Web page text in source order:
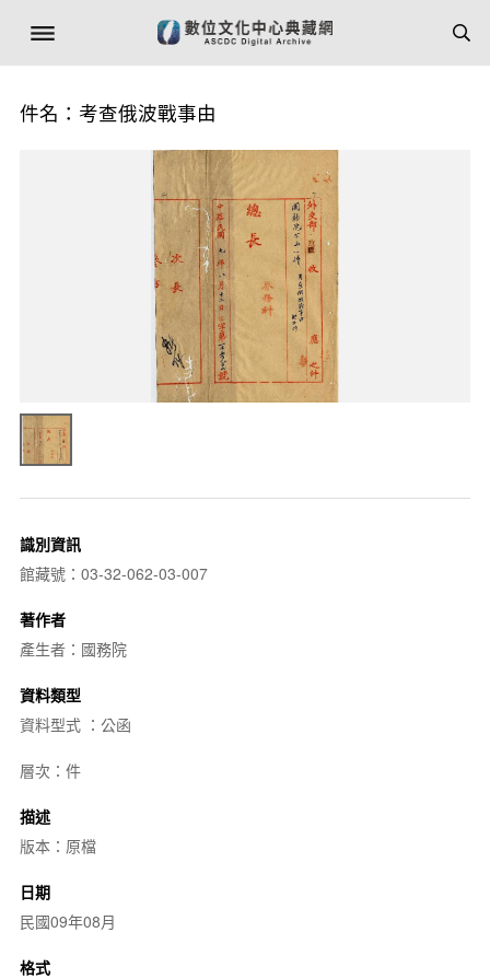
件名：考查俄波戰事由
識別資訊
館藏號：03-32-062-03-007
著作者
產生者：國務院
資料類型
資料型式 ：公函
層次：件
描述
版本：原檔
日期
民國09年08月
格式